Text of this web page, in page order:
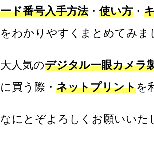
ード番号入手方法・ 使い方 ・
をわかりやすくまとめてみま
大人気のデジタル一眼カメラ
に買う際・ ネットプリントを
なにとぞよろしくお願いいた